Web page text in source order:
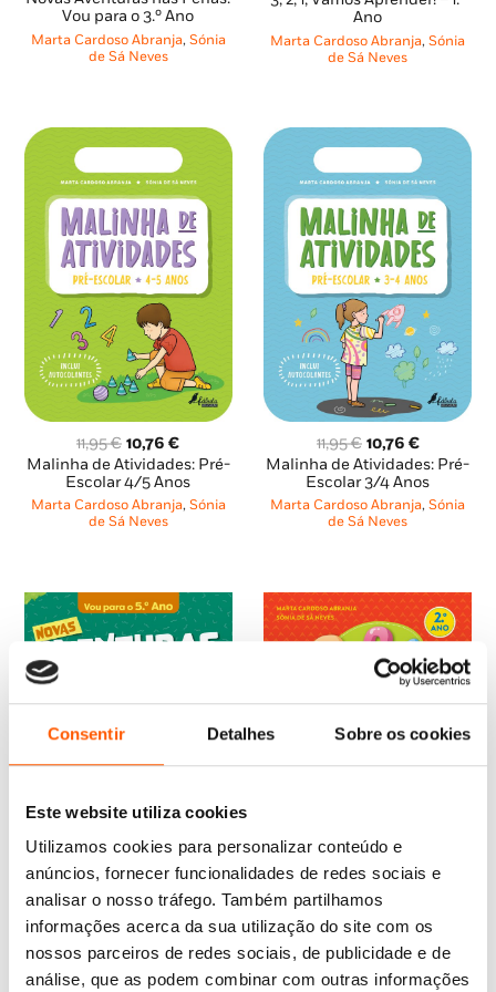
Consentir Detalhes Sobre os cookies
Este website utiliza cookies
Utilizamos cookies para personalizar conteúdo e
anúncios, fornecer funcionalidades de redes sociais e
analisar o nosso tráfego. Também partilhamos
informações acerca da sua utilização do site com os
nossos parceiros de redes sociais, de publicidade e de
análise, que as podem combinar com outras informações
original
era:
9,95 €.
atual
é:
Vou para o 3.º Ano
Marta Cardoso Abranja, Sónia
de Sá Neves
original
era:
6,65 €.
é:
Ano
Marta Cardoso Abranja,Sónia
de Sá Neves
11,95€ O
preço
original
era:
11,95 €.
10,76€O
preço
atual
é:
Malinha de Atividades: Pré-
Escolar 4/5 Anos
Marta Cardoso Abranja, Sónia
de Sá Neves
11,95€ O
preço
original
era:
11,95 €.
10,76 €O
preço
atual
é:
Malinha de Atividades: Pré-
Escolar 3/4 Anos
Marta Cardoso Abranja,Sónia
de Sá Neves
10,45€O
preço
original
era:
10,45 €.
9,40€O
preço
atual
é:
9,40 €.
Novas Aventuras nas Férias:
Vou para o 5.º Ano
Marta Cardoso Abranja
de Sá Neves,Inês Regalado de
6,65€ O
preço
original
6,65 €.
5,99
preço
atual
5,99 €.
3, 2, 1, Vamos Aprender! – 2.º
Ano
Marta Cardoso Abranja
Sónia
de Sá Neves